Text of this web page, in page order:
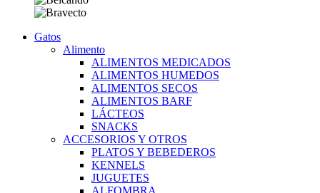
Gatos
Alimento
ALIMENTOS MEDICADOS
ALIMENTOS HUMEDOS
ALIMENTOS SECOS
ALIMENTOS BARF
LÁCTEOS
SNACKS
ACCESORIOS Y OTROS
PLATOS Y BEBEDEROS
KENNELS
JUGUETES